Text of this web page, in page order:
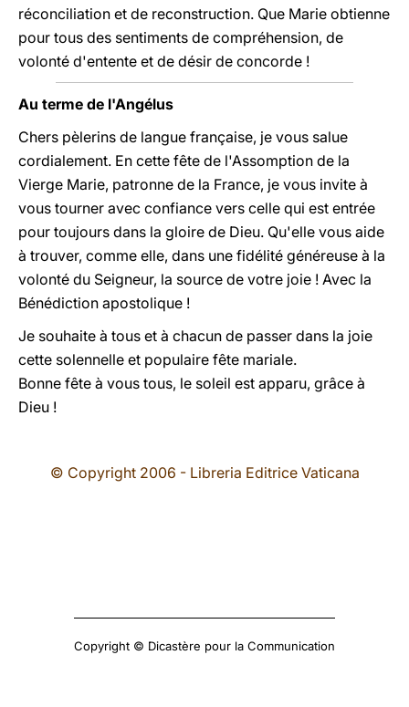
réconciliation et de reconstruction. Que Marie obtienne
pour tous des sentiments de compréhension, de
volonté d'entente et de désir de concorde !
Au terme de l'Angélus
Chers pèlerins de langue française, je vous salue
cordialement. En cette fête de l'Assomption de la
Vierge Marie, patronne de la France, je vous invite à
vous tourner avec confiance vers celle qui est entrée
pour toujours dans la gloire de Dieu. Qu'elle vous aide
à trouver, comme elle, dans une fidélité généreuse à la
volonté du Seigneur, la source de votre joie ! Avec la
Bénédiction apostolique !
Je souhaite à tous et à chacun de passer dans la joie
cette solennelle et populaire fête mariale.
Bonne fête à vous tous, le soleil est apparu, grâce à
Dieu !
© Copyright 2006 - Libreria Editrice Vaticana
Copyright © Dicastère pour la Communication